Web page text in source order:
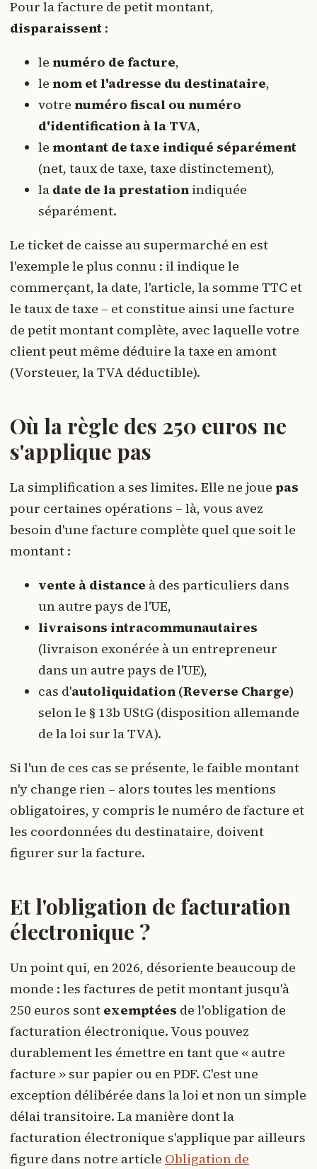
Pour la facture de petit montant,
disparaissent :
le numéro de facture,
le nom et l'adresse du destinataire,
votre numéro fiscal ou numéro
d'identification à la TVA,
le montant de taxe indiqué séparément
(net, taux de taxe, taxe distinctement),
la date de la prestation indiquée
séparément.
Le ticket de caisse au supermarché en est
l'exemple le plus connu : il indique le
commerçant, la date, l'article, la somme TTC et
le taux de taxe – et constitue ainsi une facture
de petit montant complète, avec laquelle votre
client peut même déduire la taxe en amont
(Vorsteuer, la TVA déductible).
Où la règle des 250 euros ne
s'applique pas
La simplification a ses limites. Elle ne joue pas
pour certaines opérations – là, vous avez
besoin d'une facture complète quel que soit le
montant :
vente à distance à des particuliers dans
un autre pays de l'UE,
livraisons intracommunautaires
(livraison exonérée à un entrepreneur
dans un autre pays de l'UE),
cas d'autoliquidation (Reverse Charge)
selon le § 13b UStG (disposition allemande
de la loi sur la TVA).
Si l'un de ces cas se présente, le faible montant
n'y change rien – alors toutes les mentions
obligatoires, y compris le numéro de facture et
les coordonnées du destinataire, doivent
figurer sur la facture.
Et l'obligation de facturation
électronique ?
Un point qui, en 2026, désoriente beaucoup de
monde : les factures de petit montant jusqu'à
250 euros sont exemptées de l'obligation de
facturation électronique. Vous pouvez
durablement les émettre en tant que « autre
facture » sur papier ou en PDF. C'est une
exception délibérée dans la loi et non un simple
délai transitoire. La manière dont la
facturation électronique s'applique par ailleurs
figure dans notre article Obligation de